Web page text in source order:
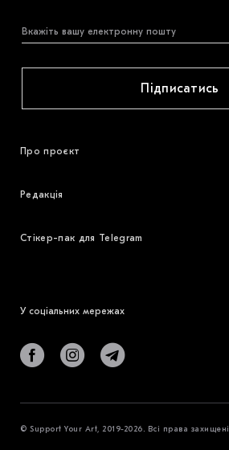
Підписатись
Про проєкт
Редакція
Стікер-пак для Telegram
У соціальних мережах
© Support Your Art, 2019-2026. Всі права захищені